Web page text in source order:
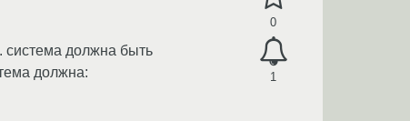
0
1
система должна быть
должна: